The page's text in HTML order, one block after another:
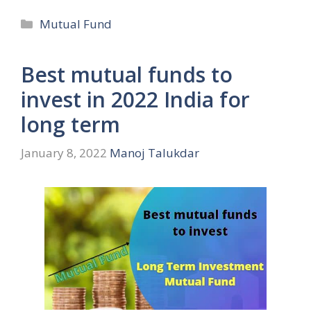
Categories
Mutual Fund
Best mutual funds to
invest in 2022 India for
long term
January 8, 2022 Manoj Talukdar